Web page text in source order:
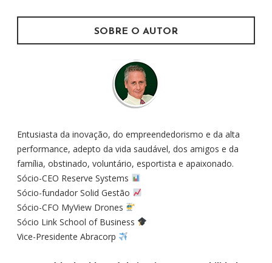
:
SOBRE O AUTOR
Entusiasta da inovação, do empreendedorismo e da alta
performance, adepto da vida saudável, dos amigos e da
família, obstinado, voluntário, esportista e apaixonado.
Sócio-CEO Reserve Systems
Sócio-fundador Solid Gestão
Sócio-CFO MyView Drones
Sócio Link School of Business
Vice-Presidente Abracorp